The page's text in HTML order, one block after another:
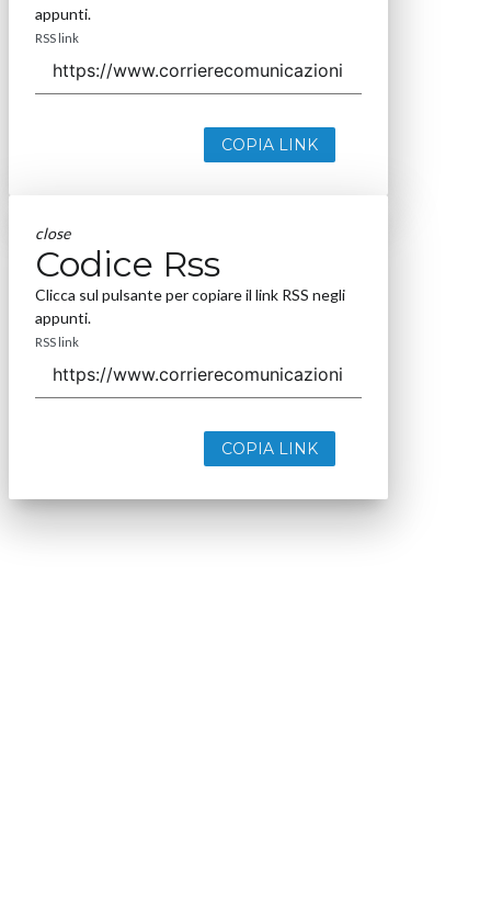
appunti.
RSS link
COPIA LINK
close
Codice Rss
Clicca sul pulsante per copiare il link RSS negli
appunti.
RSS link
COPIA LINK